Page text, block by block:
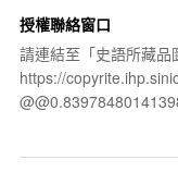
授權聯絡窗口
請連結至「史語所藏品
https://